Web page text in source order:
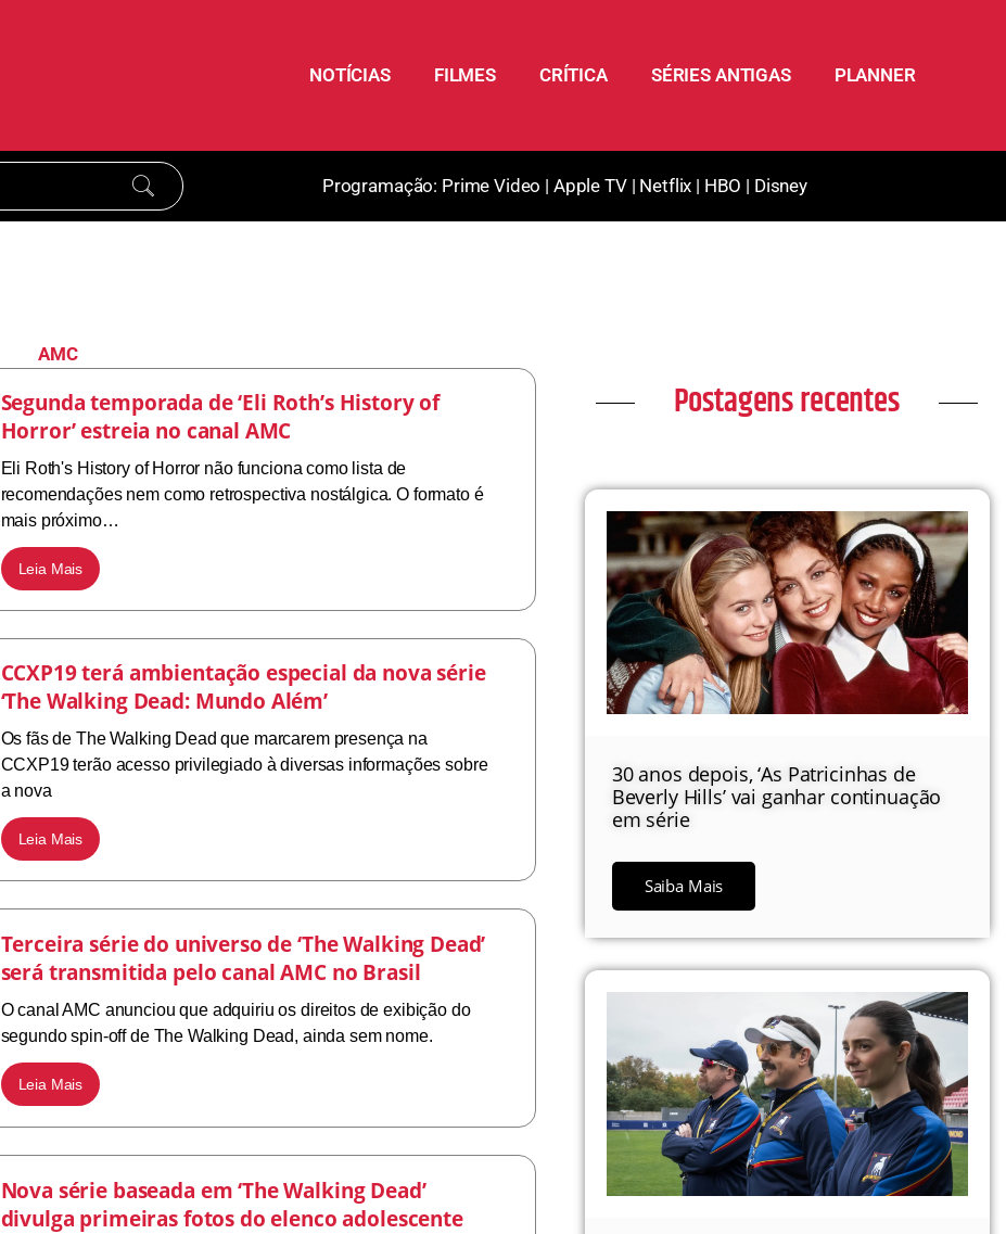
NOTÍCIAS FILMES CRÍTICA SÉRIES ANTIGAS PLANNER
Programação: Prime Video | Apple TV| Netflix | HBO | Disney
AMC
Segunda temporada de ‘Eli Roth’s History of
Horror’ estreia no canal AMC
Eli Roth's History of Horror não funciona como lista de
recomendações nem como retrospectiva nostálgica. O formato é
mais próximo…
Leia Mais
CCXP19 terá ambientação especial da nova série
‘The Walking Dead: Mundo Além’
Os fãs de The Walking Dead que marcarem presença na
CCXP19 terão acesso privilegiado à diversas informações sobre
a nova
Leia Mais
Terceira série do universo de ‘The Walking Dead’
será transmitida pelo canal AMC no Brasil
O canal AMC anunciou que adquiriu os direitos de exibição do
segundo spin-off de The Walking Dead, ainda sem nome.
Leia Mais
Nova série baseada em ‘The Walking Dead’
divulga primeiras fotos do elenco adolescente
Postagens recentes
30 anos depois, ‘As Patricinhas de
Beverly Hills’ vai ganhar continuação
em série
Saiba Mais